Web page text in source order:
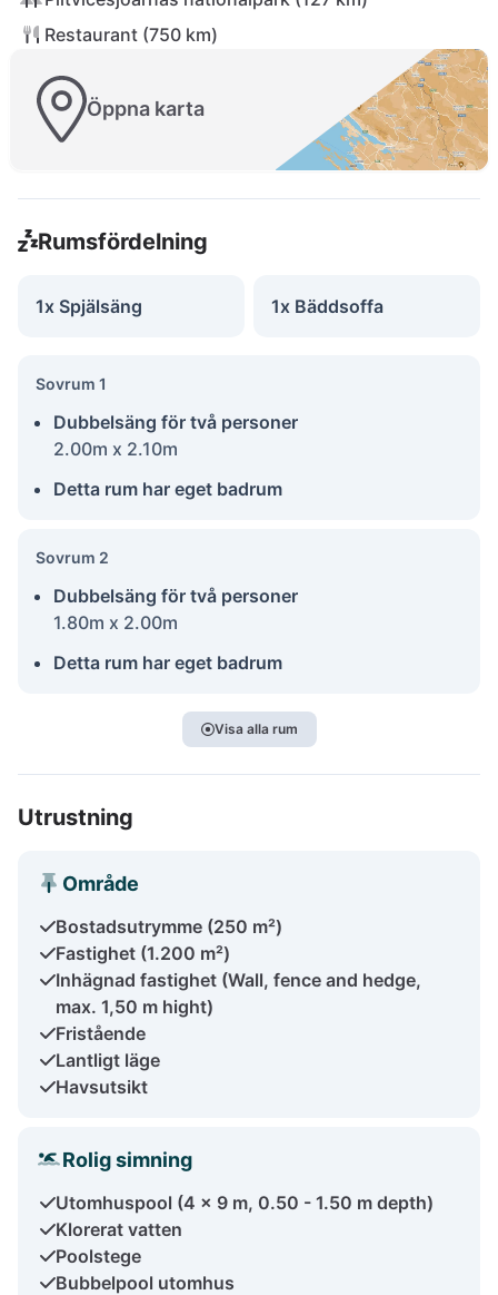
Restaurant (750 km)
Öppna karta
Rumsfördelning
1x Spjälsäng 1x Bäddsoffa
Sovrum 1
Dubbelsäng för två personer
2.00m x 2.10m
Detta rum har eget badrum
Sovrum 2
Dubbelsäng för två personer
1.80m x 2.00m
Detta rum har eget badrum
Visa alla rum
Utrustning
Område
Bostadsutrymme (250 m²)
Fastighet (1.200 m²)
Inhägnad fastighet (Wall, fence and hedge,
max. 1,50 m hight)
Fristående
Lantligt läge
Havsutsikt
Rolig simning
Utomhuspool (4 x 9 m, 0.50 - 1.50 m depth)
Klorerat vatten
Poolstege
Bubbelpool utomhus